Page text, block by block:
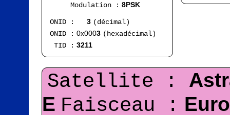
Modulation : 8PSK
ONID : 3 (décimal)
ONID : 0x0003 (hexadécimal)
TID : 3211
Satellite :
E Faisceau :